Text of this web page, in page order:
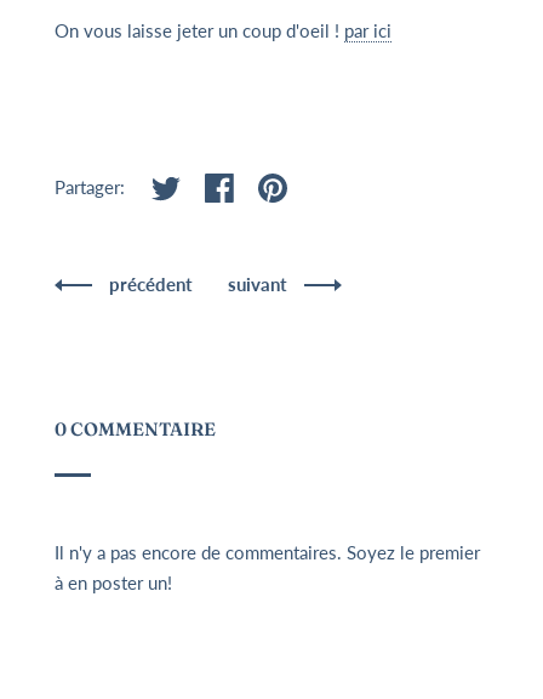
On vous laisse jeter un coup d'oeil ! par ici
Partager:
précédent suivant
0 COMMENTAIRE
Il n'y a pas encore de commentaires. Soyez le premier
à en poster un!